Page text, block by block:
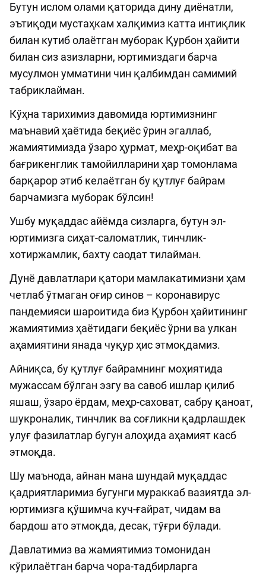
Бутун ислом олами қаторида дину диёнатли,
эътиқоди мустаҳкам халқимиз катта интиқлик
билан кутиб олаётган муборак Қурбон ҳайити
билан сиз азизларни, юртимиздаги барча
мусулмон умматини чин қалбимдан самимий
табриклайман.
Кўҳна тарихимиз давомида юртимизнинг
маънавий ҳаётида беқиёс ўрин эгаллаб,
жамиятимизда ўзаро ҳурмат, меҳр-оқибат ва
бағрикенглик тамойилларини ҳар томонлама
барқарор этиб келаётган бу қутлуғ байрам
барчамизга муборак бўлсин!
Ушбу муқаддас айёмда сизларга, бутун эл-
юртимизга сиҳат-саломатлик, тинчлик-
хотиржамлик, бахту саодат тилайман.
Дунё давлатлари қатори мамлакатимизни ҳам
четлаб ўтмаган оғир синов – коронавирус
пандемияси шароитида биз Қурбон ҳайитининг
жамиятимиз ҳаётидаги беқиёс ўрни ва улкан
аҳамиятини янада чуқур ҳис этмоқдамиз.
Айниқса, бу қутлуғ байрамнинг моҳиятида
мужассам бўлган эзгу ва савоб ишлар қилиб
яшаш, ўзаро ёрдам, меҳр-саховат, сабру қаноат,
шукроналик, тинчлик ва соғликни қадрлашдек
улуғ фазилатлар бугун алоҳида аҳамият касб
этмоқда.
Шу маънода, айнан мана шундай муқаддас
қадриятларимиз бугунги мураккаб вазиятда эл-
юртимизга қўшимча куч-ғайрат, чидам ва
бардош ато этмоқда, десак, тўғри бўлади.
Давлатимиз ва жамиятимиз томонидан
кўрилаётган барча чора-тадбирларга